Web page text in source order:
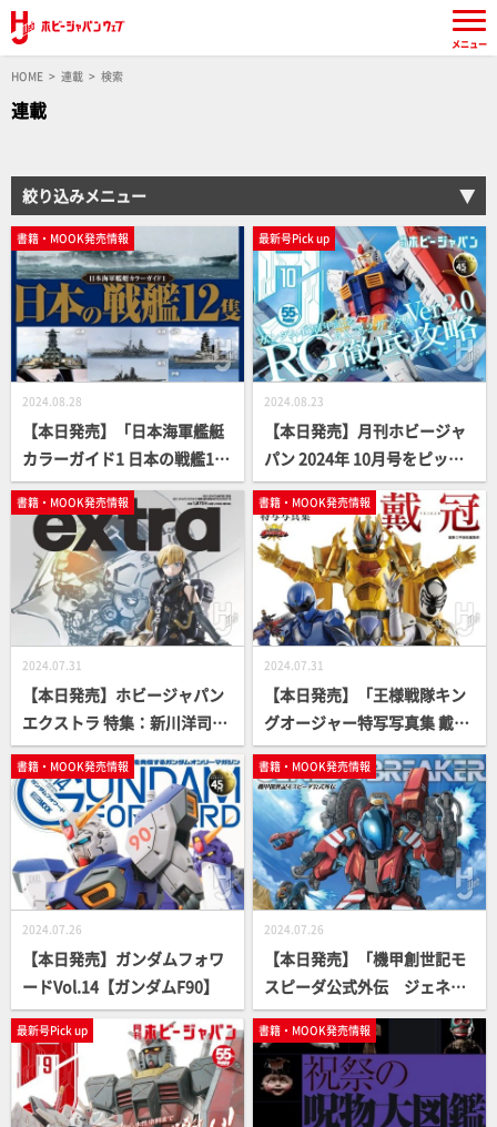
HOME 連載 検索
連載
絞り込みメニュー
書籍・MOOK発売情報
2024.08.28
【本日発売】「日本海軍艦艇
カラーガイド1 日本の戦艦12
隻」【戦艦解体新書】
最新号Pick up
2024.08.23
【本日発売】月刊ホビージャ
パン 2024年 10月号をピック
アップ！
書籍・MOOK発売情報
2024.07.31
【本日発売】ホビージャパン
エクストラ 特集：新川洋司AR
TS ＆ CRAFTS【コジマプロダ
クション】
書籍・MOOK発売情報
2024.07.31
【本日発売】「王様戦隊キン
グオージャー特写写真集 戴
冠」【スーパー戦隊】
書籍・MOOK発売情報
2024.07.26
【本日発売】ガンダムフォワ
ードVol.14【ガンダムF90】
書籍・MOOK発売情報
2024.07.26
【本日発売】「機甲創世記モ
スピーダ公式外伝 ジェネシ
スブレイカー」【40周年】
最新号Pick up 書籍・MOOK発売情報
メニュー